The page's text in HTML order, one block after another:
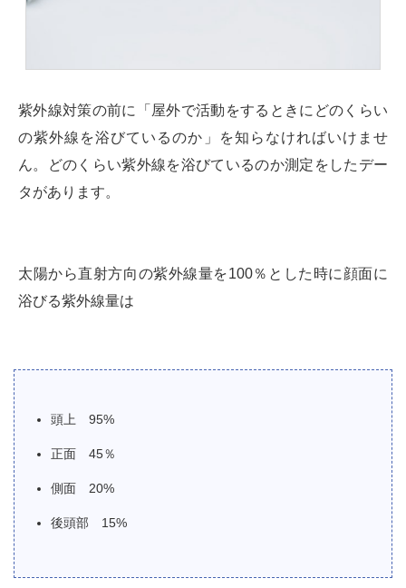
紫外線対策の前に「屋外で活動をするときにどのくらい
の紫外線を浴びているのか」を知らなければいけませ
ん。どのくらい紫外線を浴びているのか測定をしたデー
タがあります。
太陽から直射方向の紫外線量を100％とした時に顔面に
浴びる紫外線量は
頭上 95%
正面 45％
側面 20%
後頭部 15%